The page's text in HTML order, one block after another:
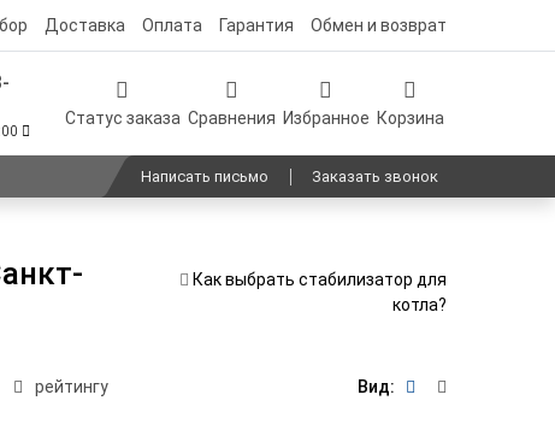
Доставка Оплата Гарантия Обмен и возврат
Статус заказа Сравнения Избранное Корзина
Написать письмо Заказать звонок
Как выбрать стабилизатор для
котла?
Вид:
рейтингу